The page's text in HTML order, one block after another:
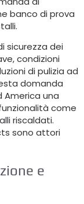
banco di prova
sicurezza dei
condizioni
di pulizia ad
domanda
America una
come
riscaldati.
sono attori
e